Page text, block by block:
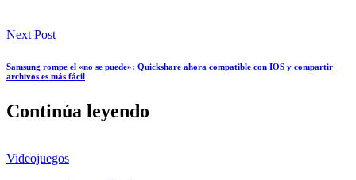
Next Post
Samsung rompe el «no se puede»: Quickshare ahora compatible con IOS y compartir
archivos es más fácil
Continúa leyendo
Videojuegos